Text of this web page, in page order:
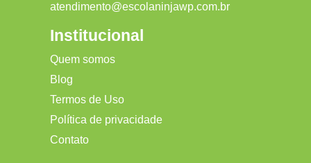
atendimento@escolaninjawp.com.br
Institucional
Quem somos
Blog
Termos de Uso
Política de privacidade
Contato